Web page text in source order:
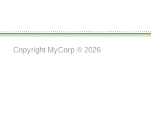
Copyright MyCorp © 2026